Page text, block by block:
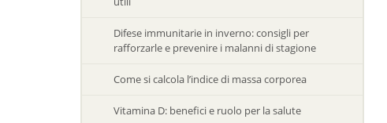
Difese immunitarie in inverno: consigli per
rafforzarle e prevenire i malanni di stagione
Come si calcola l’indice di massa corporea
Vitamina D: benefici e ruolo per la salute